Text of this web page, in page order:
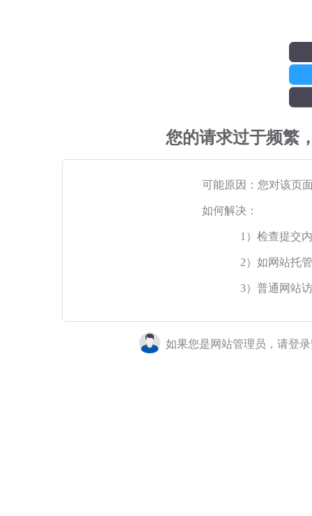
您的请求过于频繁
可能原因：您对该页
如何解决：
1）检查提交
2）如网站托
3）普通网站
如果您是网站管理员，请登